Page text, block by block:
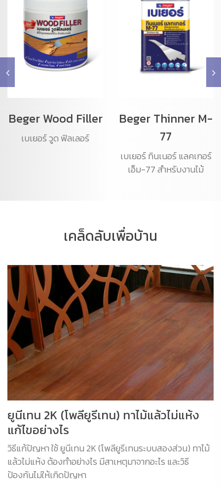
Beger Wood Filler
เบเยอร์ วูด ฟิลเลอร์
Beger Thinner M-
77
เบเยอร์ ทินเนอร์ แลคเกอร์
เอ็ม-77 สำหรับงานไม้
เคล็ดลับเพื่อบ้าน
ยูนีเทน 2K (โพลียูรีเทน) ทาไม้แล้วไม่แห้ง
แก้ไขอย่างไร
วิธีแก้ปัญหา ใช้ ยูนีเทน 2K (โพลียูรีเทนระบบสองส่วน) ทาไม้
แล้วไม่แห้ง ต้องทำอย่างไร มีสาเหตุมาจากอะไร และวิธี
ป้องกันไม่ให้เกิดปัญหา